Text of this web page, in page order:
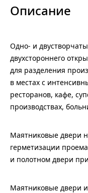
Описание
Одно- и
двухстороннего
для разделения
в местах с
ресторанов, кафе,
производствах,
Маятниковые двери
герметизации
и полотном двери
Маятниковые двери